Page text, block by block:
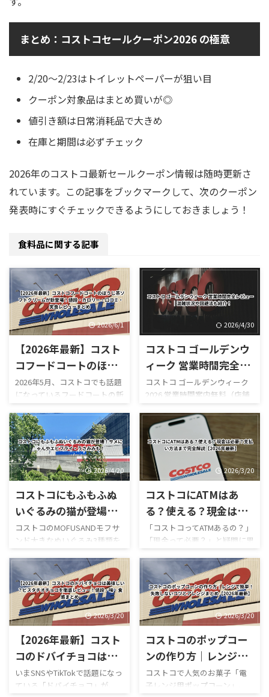
まとめ：コストコセールクーポン2026 の極意
2/20〜2/23はトイレットペーパーが狙い目
クーポン対象品はまとめ買いが◎
値引き額は日常消耗品で大きめ
在庫と期間は必ずチェック
2026年のコストコ最新セールクーポン情報は随時更新さ
れています。この記事をブックマークして、次のクーポン
発表時にすぐチェックできるようにしておきましょう！
食料品に関する記事
2026/6/1
【2026年最新】コスト
コフードコートのほう
じ茶ソフトクリームが
新登場！値段・カロリ
ー・口コミ・実食レビ
ューまとめ
2026年5月、コストコでも話題
になっているフードコートの新
作スイーツ「ほうじ茶ソフト
クリーム」が登場しました！
ほうじ茶好きにはたまらない
和スイーツで、販売開始直後か
らSNSでも話題になっていま
す。 今回は実際に食べた感想
をもとに、 値段 カロリー予想
味の特徴 ミックスとの違い 口
コミ評判 おすすめ度 まで徹底
ている方はぜひ参考にしてく
ださい。 写真付きのレビュー
が見たい方はこちらをご覧く
ださい。
https://hubmedia.co.jp/costc
o/costco-i ...
2026/4/30
コストコ ゴールデンウ
ィーク 営業時間完全レ
ビュー｜混雑状況や回
避法も紹介！
コストコ ゴールデンウィーク
2026 営業時間案内無料（店舗
利用時）／デリバリーは別途
送料ありGW2026-COSTCO-01
GWゴールデンウィーク期間中
のコストコ営業時間と混雑状
況について詳しくはこちら GW
ゴールデンウィーク期間中の
お買い得コストコ割引セール
商品一覧はこちら GWゴールデ
ンウィーク期間中のコストコ
がゴールデンウィークにコス
トコを訪れるのは毎年の楽し
みの一つですが、この時期の
営業時間変更や混雑状況には
いつも気を遣います。特に
2026年のゴールデンウィーク
は最 ...
2026/4/20
コストコにもふもふぬ
いぐるみの猫が登場！
サメにゃんやエビフラ
イ・うさみみも！
コストコのMOFUSANDモフサ
ンド大きなぬいぐるみ3種類を
徹底解説｜値段・種類・口コ
ミ感想まとめ コストコ新商
品・おもちゃレビュー コスト
コのMOFUSANDモフサンド大
きなぬいぐるみ3種類を徹底解
説！値段・種類・おすすめポ
イントまとめ コストコのおも
ちゃコーナーで見かけるとつい
足を止めてしまう、
大きなぬいぐるみ。この記事
では、コストコで販売されて
2026/3/20
コストコにATMはあ
る？使える？現金は必
要？支払い方法まで完
全解説【2026年最新】
「コストコってATMあるの？」
「現金って必要？」と疑問に思
ったことはありませんか？ 結
論から言うと、コストコは基本
的にキャッシュレス中心の店
舗で、ATMの設置状況や使い方
も一般のスーパーとは少し違
います。 この記事では、コス
トコのATM事情について、設置
の有無・使える銀行・手数
料・現金が必要な場面までわ
結論・コストコ店舗内にATMが
ある場合もあるが「必ずある
2026/3/20
【2026年最新】コスト
コのドバイチョコは美
味しい？ピスタチオチ
ョコを徹底レビュー！
いまSNSやTikTokで話題になっ
ている「ドバイチョコ」が、
2026/3/20
コストコのポップコー
ンの作り方｜レンジで
簡単！失敗しないコツ
とアレンジまとめ
コストコで人気のお菓子「電
子レンジ用ポップコーン」。